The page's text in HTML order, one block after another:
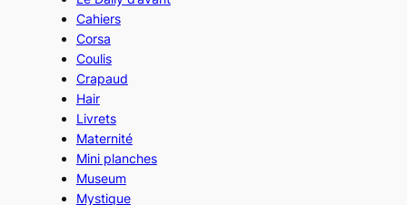
Cahiers
Corsa
Coulis
Crapaud
Hair
Livrets
Maternité
Mini planches
Museum
Mystique